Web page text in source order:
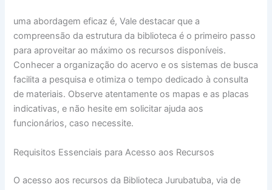
uma abordagem eficaz é, Vale destacar que a
compreensão da estrutura da biblioteca é o primeiro passo
para aproveitar ao máximo os recursos disponíveis.
Conhecer a organização do acervo e os sistemas de busca
facilita a pesquisa e otimiza o tempo dedicado à consulta
de materiais. Observe atentamente os mapas e as placas
indicativas, e não hesite em solicitar ajuda aos
funcionários, caso necessite.
Requisitos Essenciais para Acesso aos Recursos
O acesso aos recursos da Biblioteca Jurubatuba, via de